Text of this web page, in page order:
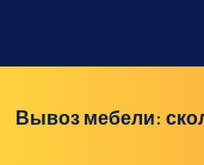
Вывоз мебели: